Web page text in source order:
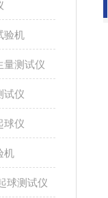
验机
量测试仪
试仪
球仪
机
球测试仪